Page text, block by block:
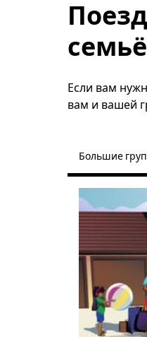
Если вам
вам и вашей
Большие